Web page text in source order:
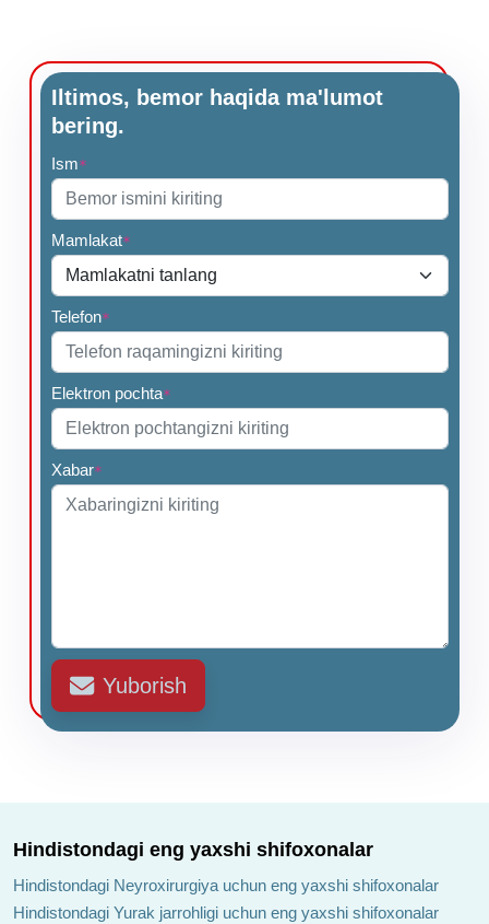
Iltimos, bemor haqida ma'lumot
bering.
Ism*
Mamlakat*
Telefon*
Elektron pochta*
Xabar*
Yuborish
Hindistondagi eng yaxshi shifoxonalar
Hindistondagi Neyroxirurgiya uchun eng yaxshi shifoxonalar
Hindistondagi Yurak jarrohligi uchun eng yaxshi shifoxonalar